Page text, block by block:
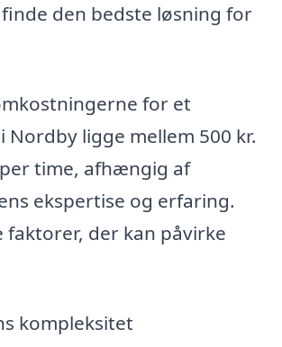
den bedste løsning for
for et
Nordby ligge mellem 500 kr.
time, afhængig af
ekspertise og erfaring.
faktorer, der kan påvirke
kompleksitet